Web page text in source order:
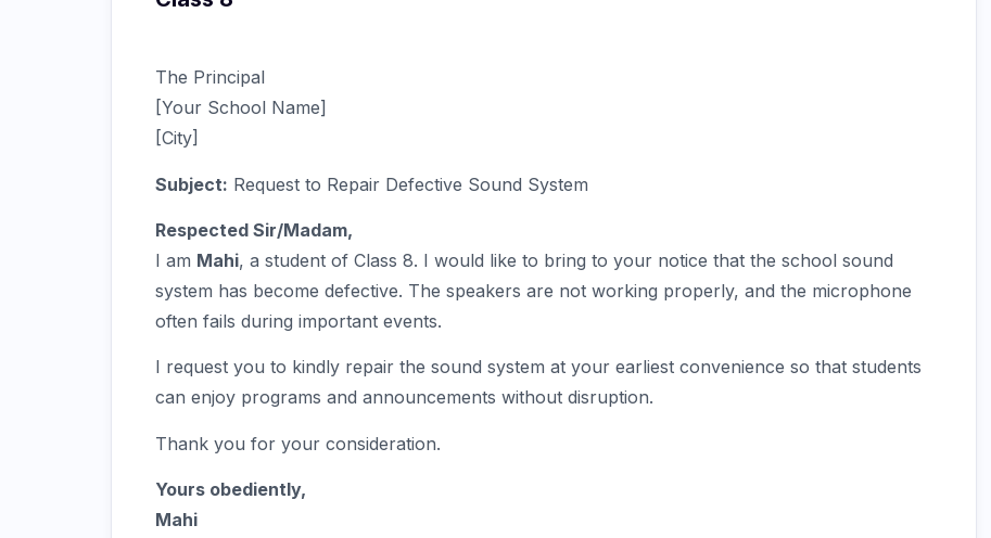
The Principal
[Your School Name]
[City]
Subject: Request to Repair Defective Sound System
Respected Sir/Madam,
I am Mahi, a student of Class 8. I would like to bring to your notice that the school sound
system has become defective. The speakers are not working properly, and the microphone
often fails during important events.
I request you to kindly repair the sound system at your earliest convenience so that students
can enjoy programs and announcements without disruption.
Thank you for your consideration.
Yours obediently,
Mahi